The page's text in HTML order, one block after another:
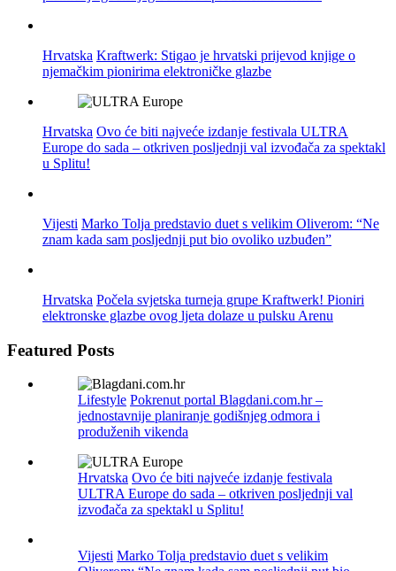
Hrvatska Kraftwerk: Stigao je hrvatski prijevod knjige o
njemačkim pionirima elektroničke glazbe
Hrvatska Ovo će biti najveće izdanje festivala ULTRA
Europe do sada – otkriven posljednji val izvođača za spektakl
u Splitu!
Vijesti Marko Tolja predstavio duet s velikim Oliverom: “Ne
znam kada sam posljednji put bio ovoliko uzbuđen”
Hrvatska Počela svjetska turneja grupe Kraftwerk! Pioniri
elektronske glazbe ovog ljeta dolaze u pulsku Arenu
Featured Posts
Lifestyle Pokrenut portal Blagdani.com.hr –
jednostavnije planiranje godišnjeg odmora i
produženih vikenda
Hrvatska Ovo će biti najveće izdanje festivala
ULTRA Europe do sada – otkriven posljednji val
izvođača za spektakl u Splitu!
Vijesti Marko Tolja predstavio duet s velikim